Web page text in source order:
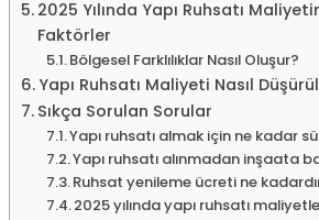
2025 Yılında Yapı Ruhsatı
Faktörler
Bölgesel Farklılıklar Nasıl Oluşur?
Yapı Ruhsatı Maliyeti Nasıl
Sıkça Sorulan Sorular
Yapı ruhsatı almak için ne kadar
Yapı ruhsatı alınmadan inşaata
Ruhsat yenileme ücreti ne
2025 yılında yapı ruhsatı